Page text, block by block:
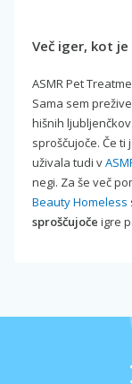
Več iger, kot
ASMR Pet
Sama sem
hišnih
sproščujoče. Če
uživala tudi v
negi. Za še več
Beauty Homeless
sproščujoče igre